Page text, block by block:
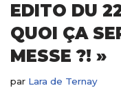
EDITO DU
QUOI ÇA
MESSE ?! »
par Lara de Ternay